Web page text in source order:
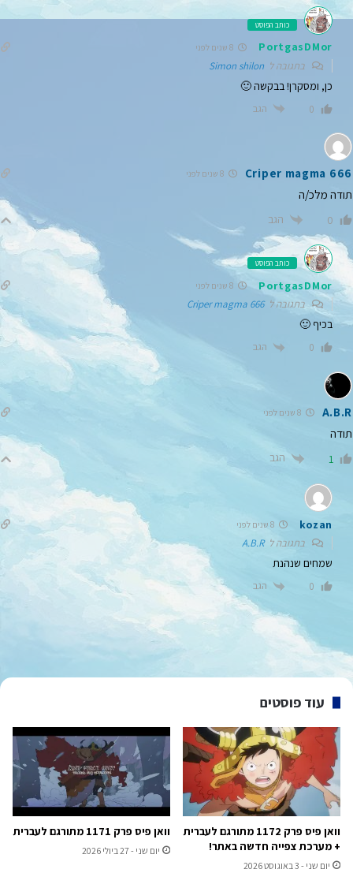
כותב הפוסט
PortgasDMor
בתגובה ל Simon shilon
כן, ומסקרן! בבקשה 🙂
0 הגב
Criper magma 666 8 שנים לפני
תודה מלכ/ה
0 הגב
כותב הפוסט
PortgasDMor
בתגובה לCriper magma 666
בכיף 🙂
0 הגב
A.B.R 8 שנים לפני
תודה
1 הגב
kozan 8 שנים לפני
בתגובה לA.B.R
שמחים שנהנת
0 הגב
עוד פוסטים
וואן פיס פרק 1172 מתורגם לעברית
+ מערכת צפייה חדשה באתר!
יום שני - 3 באוגוסט 2026
וואן פיס פרק 1171 מתורגם לעברית
יום שני - 27 ביולי 2026